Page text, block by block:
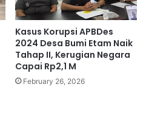
Kasus Korupsi APBDes
2024 Desa Bumi Etam Naik
Tahap II, Kerugian Negara
Capai Rp2,1 M
February 26, 2026